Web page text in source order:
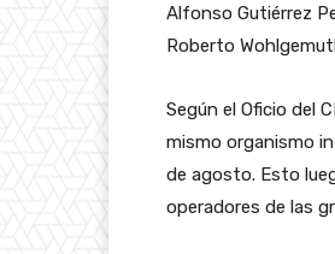
Alfonso Gutiérrez
Roberto
Según el Oficio del
mismo organismo
de agosto. Esto
operadores de las